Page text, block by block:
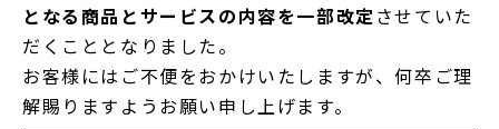
となる商品とサービスの内容を一部改定 させていた
だくこととなりました。
お客様にはご不便をおかけいたしますが、何卒ご理
解賜りますようお願い申し上げます。